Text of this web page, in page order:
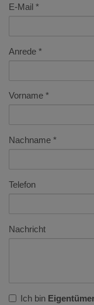
E-Mail
Anrede
Vorname
Nachname
Telefon
Nachricht
Ich bin